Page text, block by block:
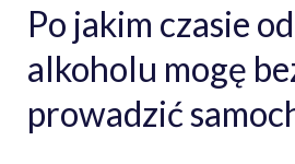
Po jakim czasie
alkoholu mogę
prowadzić